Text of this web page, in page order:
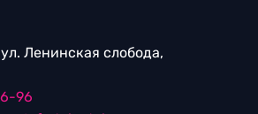
Ленинская слобода,
96